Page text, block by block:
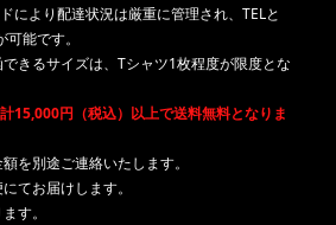
により配達状況は厳重に管理され、TELと
能です。
きるサイズは、Tシャツ1枚程度が限度とな
15,000円（税込）以上で送料無料となりま
を別途ご連絡いたします。
てお届けします。
す。